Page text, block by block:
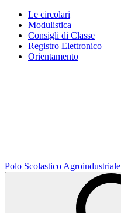
Le circolari
Modulistica
Consigli di Classe
Registro Elettronico
Orientamento
Polo Scolastico Agroindustriale